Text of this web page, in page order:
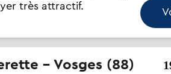
très attractif.
- Vosges (88)